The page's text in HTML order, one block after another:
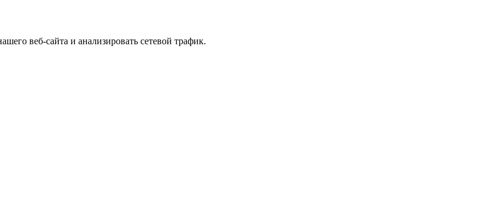
веб-сайта и анализировать сетевой трафик.